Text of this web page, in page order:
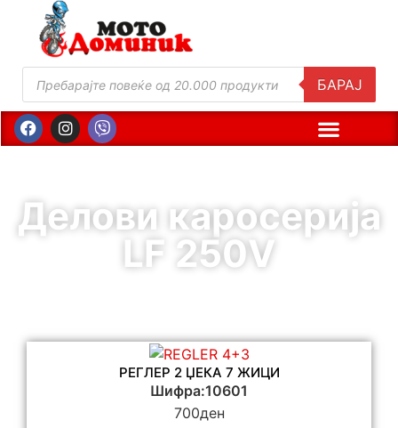
БАРАЈ
Делови каросерија
LF 250V
РЕГЛЕР 2 ЏЕКА 7 ЖИЦИ
Шифра:10601
700ден